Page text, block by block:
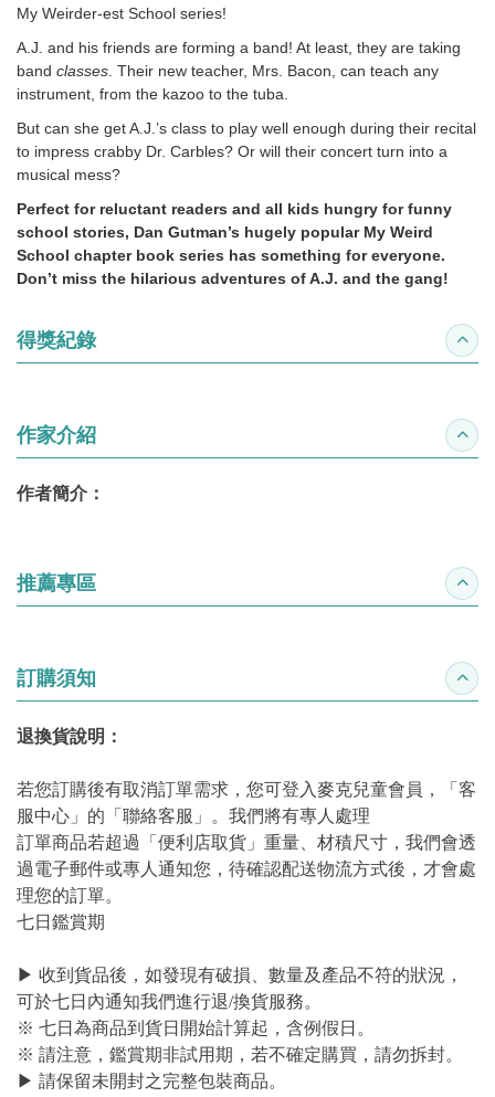
My Weirder-est School series!
A.J. and his friends are forming a band! At least, they are taking
band classes . Their new teacher, Mrs. Bacon, can teach any
instrument, from the kazoo to the tuba.
But can she get A.J.’s class to play well enough during their recital
to impress crabby Dr. Carbles? Or will their concert turn into a
musical mess?
Perfect for reluctant readers and all kids hungry for funny
school stories, Dan Gutman’s hugely popular My Weird
School chapter book series has something for everyone.
Don’t miss the hilarious adventures of A.J. and the gang!
得獎紀錄 收合
作家介紹 收合
作者簡介：
推薦專區 收合
訂購須知 收合
退換貨說明：
若您訂購後有取消訂單需求，您可登入麥克兒童會員，「客
服中心」的「聯絡客服」。我們將有專人處理
訂單商品若超過「便利店取貨」重量、材積尺寸，我們會透
過電子郵件或專人通知您，待確認配送物流方式後，才會處
理您的訂單。
七日鑑賞期
▶ 收到貨品後，如發現有破損、數量及產品不符的狀況，
可於七日內通知我們進行退/換貨服務。
※ 七日為商品到貨日開始計算起，含例假日。
※ 請注意，鑑賞期非試用期，若不確定購買，請勿拆封。
▶ 請保留未開封之完整包裝商品。